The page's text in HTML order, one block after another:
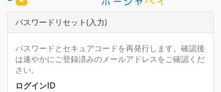
パスワードリセット(入力)
パスワードとセキュアコードを再発行します。確認後
は速やかにご登録済みのメールアドレスをご確認くだ
さい。
ログインID